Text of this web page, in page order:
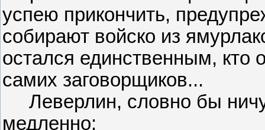
успею прикончить,
собирают войско из
остался единственным, кто
самих заговорщиков...
Леверлин, словно бы
медленно: